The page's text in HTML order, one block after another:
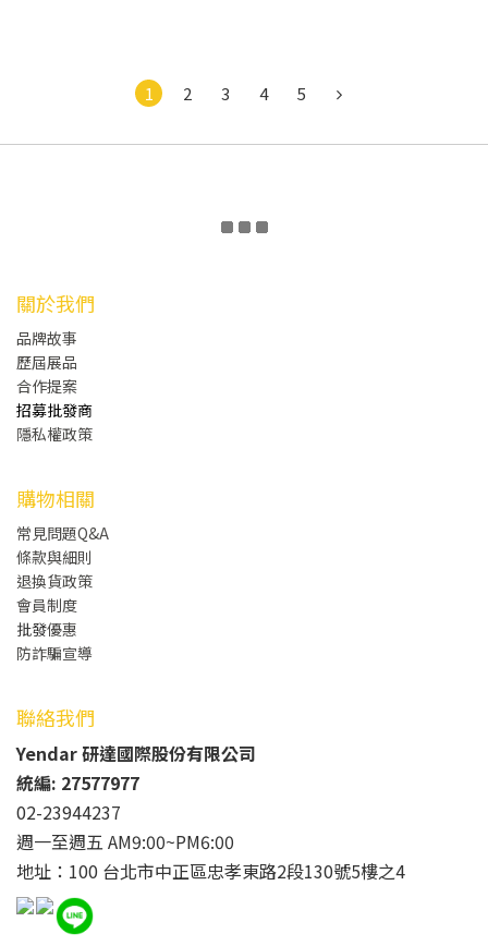
1 2 3 4 5
關於我們
品牌故事
歷屆展品
合作提案
招募批發商
隱私權政策
購物相關
常見問題Q&A
條款與細則
退換貨政策
會員制度
批發優惠
防詐騙宣導
聯絡我們
Yendar 研達國際股份有限公司
統編: 27577977
02-23944237
週一至週五 AM9:00~PM6:00
地址：100 台北市中正區忠孝東路2段130號5樓之4